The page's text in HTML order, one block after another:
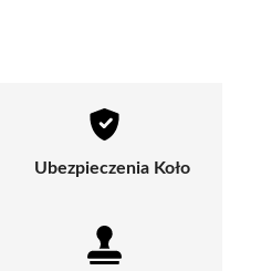
Ubezpieczenia Koło